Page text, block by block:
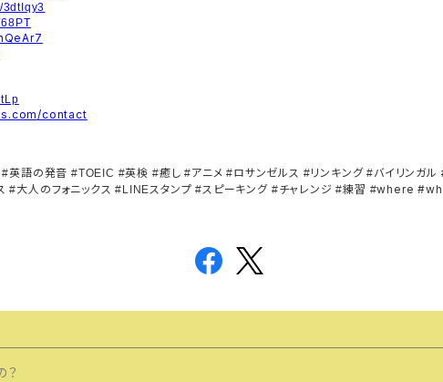
3dtIqy3
contact
#英語の発音 #TOEIC #英検 #癒し #アニメ #ロサンゼルス #リンキング#バイリンガル
#大人のフォニックス #LINEスタンプ #スピーキング#チャレンジ #練習 #where
？